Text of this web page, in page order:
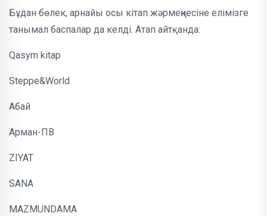
Бұдан бөлек, арнайы осы кітап жәрмеңкесіне елімізге
танымал баспалар да келді. Атап айтқанда:
Qasym kitap
Steppe&World
Абай
Арман-ПВ
ZIYAT
SANA
MAZMUNDAMA